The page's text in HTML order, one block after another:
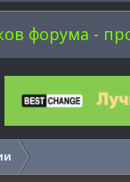
форума -